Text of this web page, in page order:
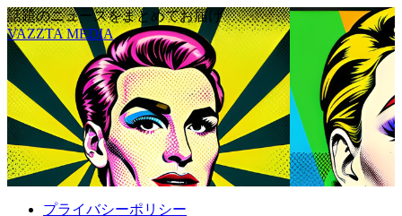
話題のニュースをまとめてお届け
VAZZTA MEDIA
プライバシーポリシー